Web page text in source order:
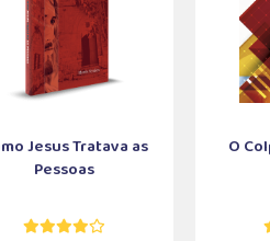
Jesus Tratava as
Pessoas
O